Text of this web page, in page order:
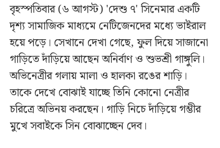
বৃহস্পতিবার (৬ আগস্ট) 'দেশু ৭' সিনেমার একটি
দৃশ্য সামাজিক মাধ্যমে নেটিজেনদের মধ্যে ভাইরাল
হয়ে পড়ে। সেখানে দেখা গেছে, ফুল দিয়ে সাজানো
গাড়িতে দাঁড়িয়ে আছেন অনির্বাণ ও শুভশ্রী গাঙ্গুলি।
অভিনেত্রীর গলায় মালা ও হালকা রঙের শাড়ি।
তাকে দেখে বোঝাই যাচ্ছে তিনি কোনো নেত্রীর
চরিত্রে অভিনয় করছেন। গাড়ি নিচে দাঁড়িয়ে গম্ভীর
মুখে সবাইকে সিন বোঝাচ্ছেন দেব।